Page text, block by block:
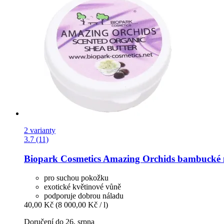
2 varianty
3.7 (11)
Biopark Cosmetics Amazing Orchids bambucké
pro suchou pokožku
exotické květinové vůně
podporuje dobrou náladu
40,00 Kč (8 000,00 Kč / l)
Doručení do 26. srpna